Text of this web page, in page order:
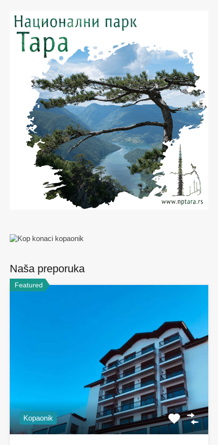
Naša preporuka
Featured
Kopaonik